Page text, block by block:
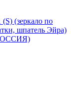
(зеркало по
шпатель Эйра)